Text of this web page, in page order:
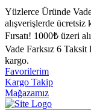
Yüzlerce Üründe
alışverişlerde ücretsiz
Fırsatı! 1000₺ üzeri
Vade Farksız 6 Taksit
kargo.
Favorilerim
Kargo Takip
Mağazamız